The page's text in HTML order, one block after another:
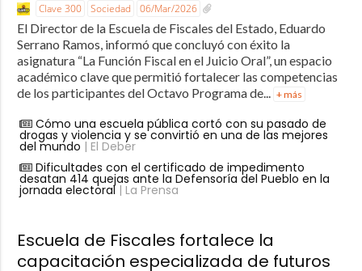
Clave 300 Sociedad 06/Mar/2026
El Director de la Escuela de Fiscales del Estado, Eduardo
Serrano Ramos, informó que concluyó con éxito la
asignatura “La Función Fiscal en el Juicio Oral”, un espacio
académico clave que permitió fortalecer las competencias
de los participantes del Octavo Programa de...
+ más
Cómo una escuela pública cortó con su pasado de
drogas y violencia y se convirtió en una de las mejores
del mundo | El Deber
Dificultades con el certificado de impedimento
desatan 414 quejas ante la Defensoría del Pueblo en la
jornada electoral| La Prensa
Escuela de Fiscales fortalece la
capacitación especializada de futuros